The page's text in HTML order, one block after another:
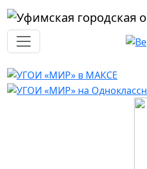
Перейти к основному